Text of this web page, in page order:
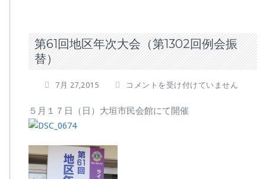
第61回地区年次大会（第1302回例会振
替）
7月 27,2015
第
回
コメントを受け付けていません
５月１７日（日）大垣市民会館にて開催